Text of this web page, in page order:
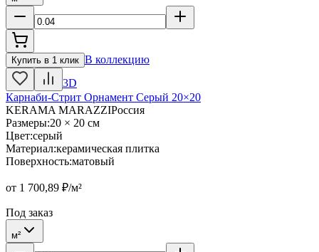
Купить в 1 клик В коллекцию
3D
Карнаби-Стрит Орнамент Серый 20×20
KERAMA MARAZZIРоссия
Размеры:20 × 20 см
Цвет:серый
Материал:керамическая плитка
Поверхность:матовый
от 1 700,89 ₽/м²
Под заказ
м²